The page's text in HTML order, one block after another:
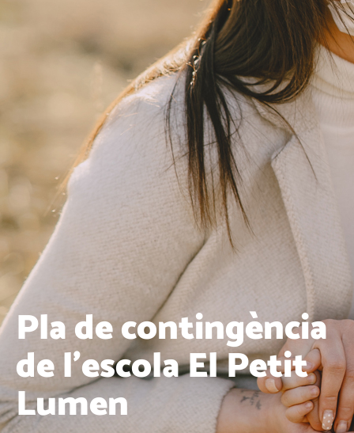
Pla de contingència
de l’escola El Petit
Lumen